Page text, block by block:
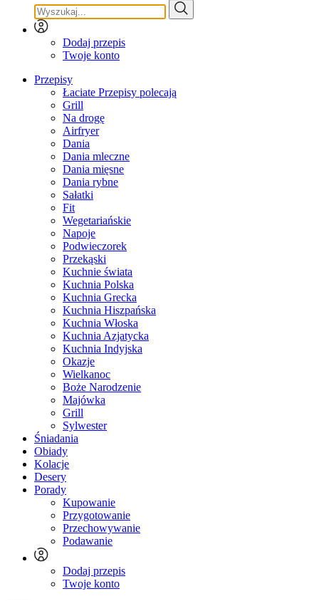
Dodaj przepis
Twoje konto
Przepisy
Łaciate Przepisy polecają
Grill
Na drogę
Airfryer
Dania
Dania mleczne
Dania mięsne
Dania rybne
Sałatki
Fit
Wegetariańskie
Napoje
Podwieczorek
Przekąski
Kuchnie świata
Kuchnia Polska
Kuchnia Grecka
Kuchnia Hiszpańska
Kuchnia Włoska
Kuchnia Azjatycka
Kuchnia Indyjska
Okazje
Wielkanoc
Boże Narodzenie
Majówka
Grill
Sylwester
Śniadania
Obiady
Kolacje
Desery
Porady
Kupowanie
Przygotowanie
Przechowywanie
Podawanie
Dodaj przepis
Twoje konto